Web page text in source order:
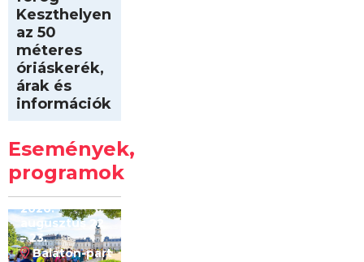
Keszthelyen
az 50
méteres
óriáskerék,
árak és
információk
Események,
programok
Kilóméterek
2026
2026.
augusztus 22
– 23.
Balaton-part